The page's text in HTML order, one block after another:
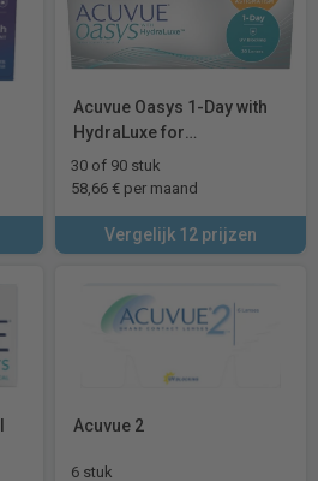
Acuvue Oasys 1-Day with
HydraLuxe for
Astigmatism
30 of 90 stuk
58,66 € per maand
Vergelijk 12 prijzen
Acuvue 2
6 stuk